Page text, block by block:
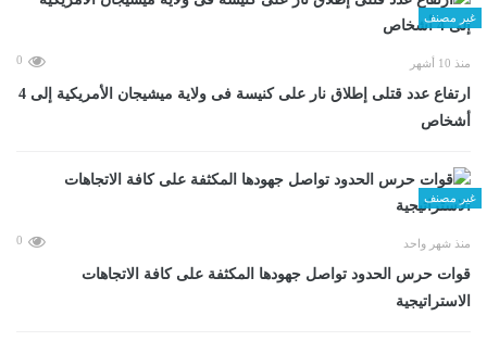
غير مصنف
منذ 10 أشهر 0
ارتفاع عدد قتلى إطلاق نار على كنيسة فى ولاية ميشيجان الأمريكية إلى 4
أشخاص
غير مصنف
منذ شهر واحد 0
قوات حرس الحدود تواصل جهودها المكثفة على كافة الاتجاهات
الاستراتيجية